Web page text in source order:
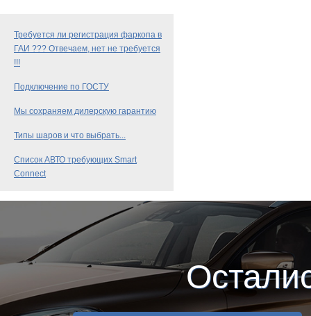
Требуется ли регистрация фаркопа в
ГАИ ??? Отвечаем, нет не требуется
!!!
Подключение по ГОСТУ
Мы сохраняем дилерскую гарантию
Типы шаров и что выбрать...
Список АВТО требующих Smart
Connect